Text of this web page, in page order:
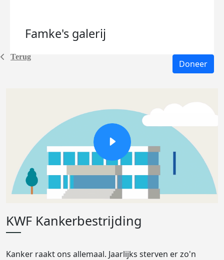
Terug
Famke's galerij
Doneer
KWF Kankerbestrijding
Kanker raakt ons allemaal. Jaarlijks sterven er zo'n